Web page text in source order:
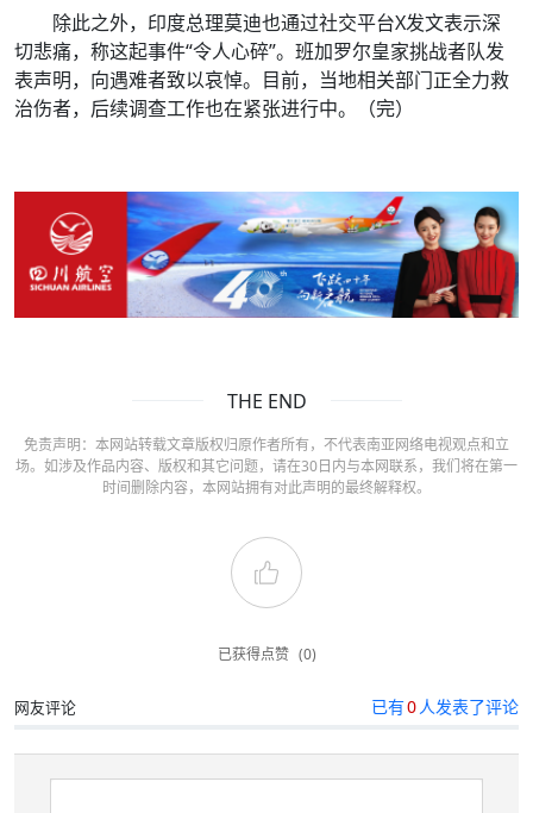
除此之外，印度总理莫迪也通过社交平台X发文表示深
切悲痛，称这起事件“令人心碎”。班加罗尔皇家挑战者队发
表声明，向遇难者致以哀悼。目前，当地相关部门正全力救
治伤者，后续调查工作也在紧张进行中。（完）
THE END
免责声明：本网站转载文章版权归原作者所有，不代表南亚网络电视观点和立
场。如涉及作品内容、版权和其它问题，请在30日内与本网联系，我们将在第一
时间删除内容，本网站拥有对此声明的最终解释权。
已获得点赞 (0)
网友评论 已有0 人发表了评论